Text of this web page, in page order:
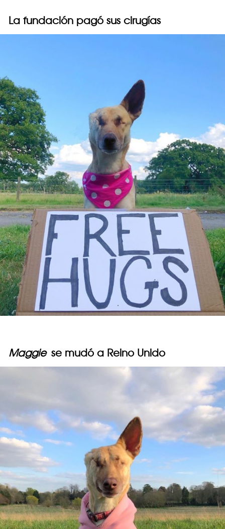
La fundación pagó sus cirugías
Maggie se mudó a Reino Unido